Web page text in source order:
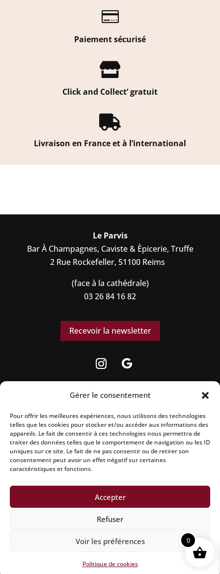
Gérer le consentement
Pour offrir les meilleures expériences, nous utilisons des technologies
telles que les cookies pour stocker et/ou accéder aux informations des
appareils. Le fait de consentir à ces technologies nous permettra de
traiter des données telles que le comportement de navigation ou les ID
uniques sur ce site. Le fait de ne pas consentir ou de retirer son
consentement peut avoir un effet négatif sur certaines
caractéristiques et fonctions.
Accepter
Refuser
Voir les préférences
Politique de cookies

Paiement sécurisé

Click and Collect’ gratuit

Livraison en France et à l’international
Le Parvis
Bar À Champagnes, Caviste & Èpicerie, Truffe
2 Rue Rockefeller, 51100 Reims
(face à la cathédrale)
03 26 84 16 82
Recevoir la newsletter
La vente d’alcool est strictement interdite aux
mineurs.
L’abus d’alcool est dangereux pour la santé, à
consommer avec modération.
Politique de confidentialité
Politique d’expedition| Site réalisé par Aline CONSALVO
0